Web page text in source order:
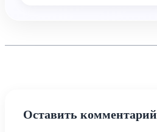
Оставить комментарий